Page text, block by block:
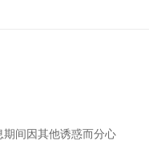
间因其他诱惑而分心